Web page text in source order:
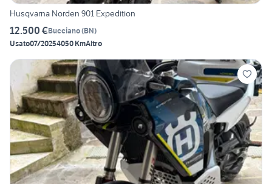
Husqvarna Norden 901 Expedition
12.500 €Bucciano(BN)
Usato07/20254050 KmAltro